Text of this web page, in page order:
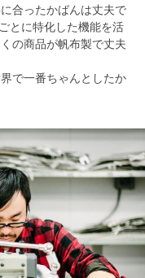
合ったかばんは丈夫で
とに特化した機能を活
の商品が帆布製で丈夫
で一番ちゃんとしたか